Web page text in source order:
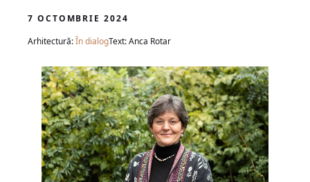
7 OCTOMBRIE 2024
Arhitectură:În dialogText: Anca Rotar